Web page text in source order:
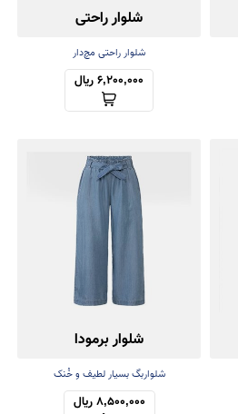
شلوار راحتی
شلوار راحتی مچ‌دار
6,200,000 ریال
شلوار برمودا
شلواربگ بسیار لطیف و خُنک
8,500,000 ریال